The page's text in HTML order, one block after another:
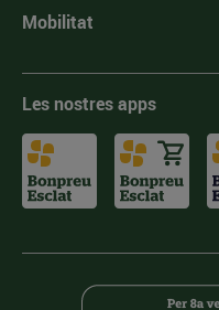
Mobilitat
Les nostres apps